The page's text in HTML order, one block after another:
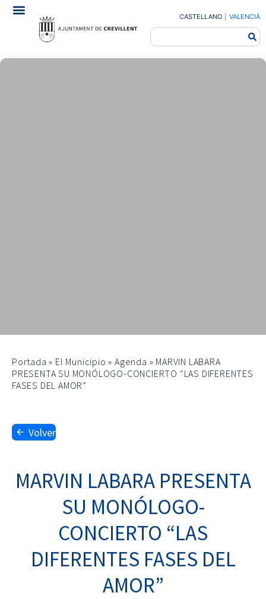
CASTELLANO VALENCIÀ
Portada » El Municipio »Agenda » MARVIN LABARA
PRESENTA SU MONÓLOGO-CONCIERTO “LAS DIFERENTES
FASES DEL AMOR”
Volver
MARVIN LABARA PRESENTA
SU MONÓLOGO-
CONCIERTO “LAS
DIFERENTES FASES DEL
AMOR”